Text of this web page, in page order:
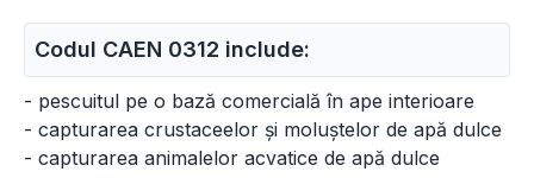
Codul CAEN 0312 include:
- pescuitul pe o bază comercială în ape interioare
- capturarea crustaceelor și moluștelor de apă dulce
- capturarea animalelor acvatice de apă dulce